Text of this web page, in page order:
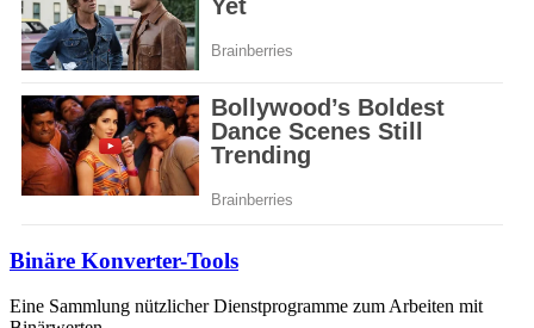
Binäre Konverter-Tools
Eine Sammlung nützlicher Dienstprogramme zum Arbeiten mit